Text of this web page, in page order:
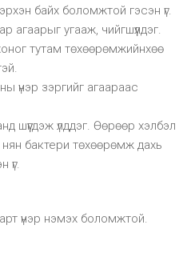
байх боломжтой гэсэн үг.
агаарыг угааж, чийгшүүлдэг.
хоног тутам төхөөрөмжийнхөө
үнэр зэргийг агаараас
шүүгдэж үлддэг. Өөрөөр хэлбэл
нян бактери төхөөрөмж дахь
үг.
үнэр нэмэх боломжтой.